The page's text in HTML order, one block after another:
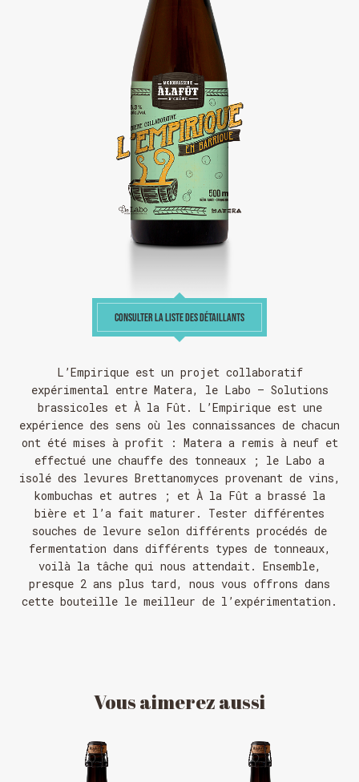
L’Empirique est un projet collaboratif
expérimental entre Matera, le Labo – Solutions
brassicoles et À la Fût. L’Empirique est une
expérience des sens où les connaissances de chacun
ont été mises à profit : Matera a remis à neuf et
effectué une chauffe des tonneaux ; le Labo a
isolé des levures Brettanomyces provenant de vins,
kombuchas et autres ; et À la Fût a brassé la
bière et l’a fait maturer. Tester différentes
souches de levure selon différents procédés de
fermentation dans différents types de tonneaux,
voilà la tâche qui nous attendait. Ensemble,
presque 2 ans plus tard, nous vous offrons dans
cette bouteille le meilleur de l’expérimentation.
CONSULTER LA LISTE DES DÉTAILLANTS
Vousaimerezaussi